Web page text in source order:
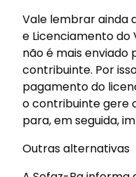
Vale lembrar ainda
e Licenciamento do
não é mais enviado
contribuinte. Por
pagamento do
o contribuinte gere
para, em seguida,
Outras alternativas